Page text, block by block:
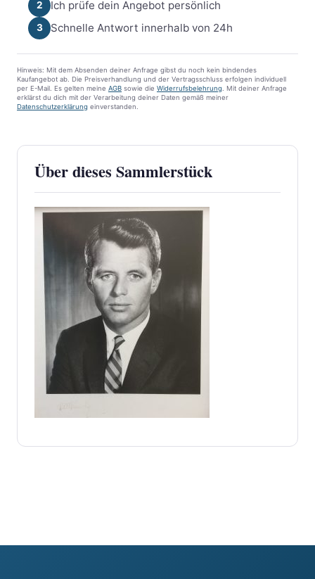
2 Ich prüfe dein Angebot persönlich
3 Schnelle Antwort innerhalb von 24h
Hinweis: Mit dem Absenden deiner Anfrage gibst du noch kein bindendes
Kaufangebot ab. Die Preisverhandlung und der Vertragsschluss erfolgen individuell
per E-Mail. Es gelten meine AGB sowie die Widerrufsbelehrung . Mit deiner Anfrage
erklärst du dich mit der Verarbeitung deiner Daten gemäß meiner
Datenschutzerklärung einverstanden.
Über dieses Sammlerstück